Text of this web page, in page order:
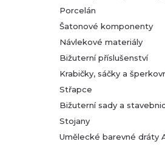
Porcelán
Šatonové komponenty
Návlekové materiály
Bižuterní příslušenství
Krabičky, sáčky a
Střapce
Bižuterní sady a
Stojany
Umělecké barevné dráty